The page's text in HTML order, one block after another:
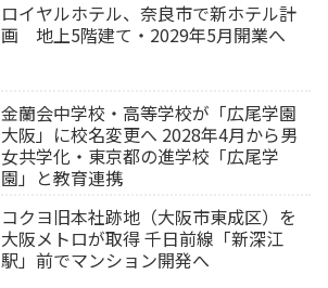
ロイヤルホテル、奈良市で新ホテル計
画 地上5階建て・2029年5月開業へ
金蘭会中学校・高等学校が「広尾学園
大阪」に校名変更へ 2028年4月から男
女共学化・東京都の進学校「広尾学
園」と教育連携
コクヨ旧本社跡地（大阪市東成区）を
大阪メトロが取得 千日前線「新深江
駅」前でマンション開発へ